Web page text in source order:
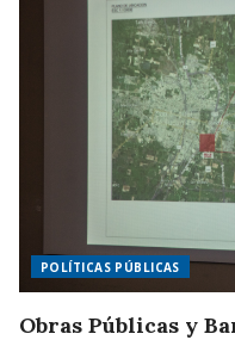
POLÍTICAS PÚBLICAS
Obras Públicas y